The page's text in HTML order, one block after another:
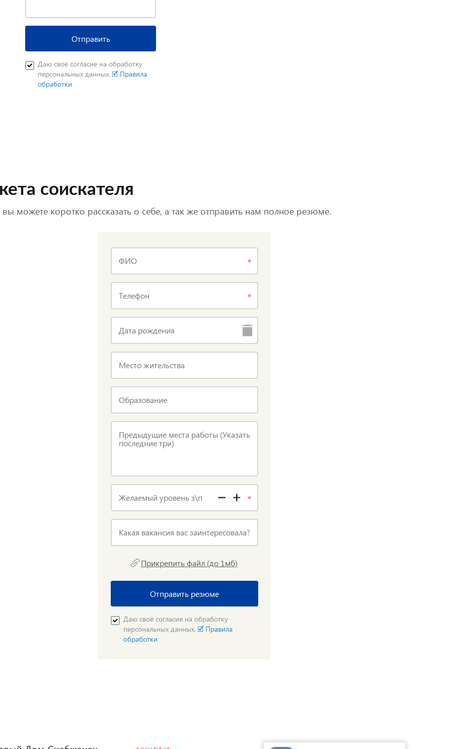
Отправить
Даю своё согласие на обработку
персональных данных. 🗹 Правила
обработки
соискателя
вы можете коротко рассказать о себе, а так же отправить нам полное резюме.
ФИО
Телефон
Дата рождения
Место жительства
Образование
Предыдущие места работы (Указать
последние три)
Желаемый уровень з\п
Какая вакансия вас заинтересовала?
Прикрепить файл (до 1мб)
Отправить резюме
Даю своё согласие на обработку
персональных данных. 🗹 Правила
обработки